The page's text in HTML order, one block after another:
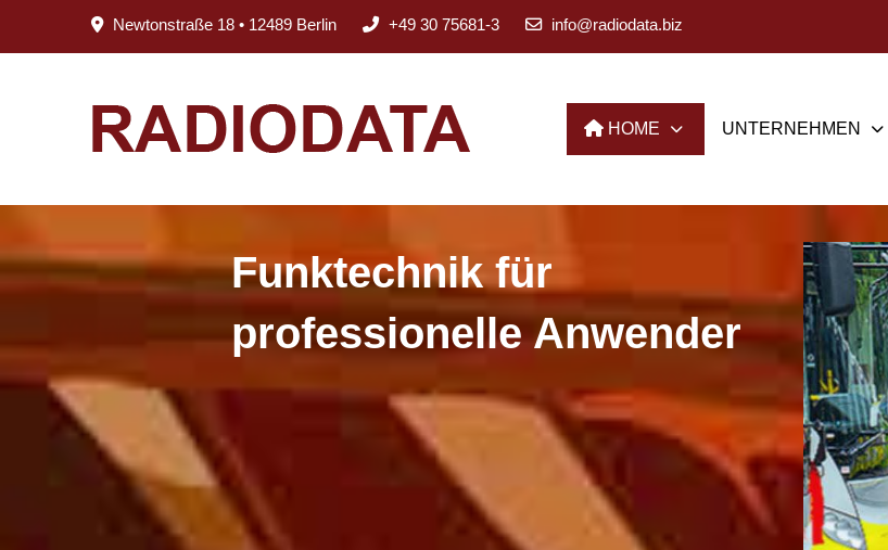
Newtonstraße 18 • 12489 Berlin +49 30 75681-3 info@radiodata.biz
HOME UNTERNEHMEN
Funktechnik für
professionelle Anwender
Schwarzfallfeste
Sprachkommunikation